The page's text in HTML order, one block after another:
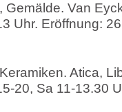
Gemälde. Van
Uhr. Eröffnung:
Atica,
20, Sa 11-13.30